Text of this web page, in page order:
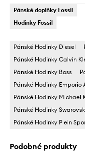
Pánské doplňky Fossil
Hodinky Fossil
Pánské Hodinky Diesel
Pánské Hodinky Calvin
Pánské Hodinky Boss
Pánské Hodinky Emporio
Pánské Hodinky Michael
Pánské Hodinky
Pánské Hodinky Plein
Podobné produkty